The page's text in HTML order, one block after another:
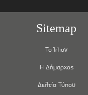
Sitemap
Το Ίλιον
Η Δήμαρχος
Δελτία Τύπου